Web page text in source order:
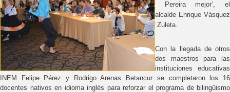
alcalde Enrique Vásquez
Zuleta.
Con la llegada de otros
dos maestros para las
instituciones educativas
INEM Felipe Pérez y Rodrigo Arenas Betancur se completaron los 16
docentes nativos en idioma inglés para reforzar el programa de bilingüismo